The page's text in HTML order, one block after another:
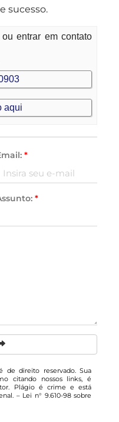
sucesso.
entrar em contato
aqui
*
*
de direito reservado. Sua
citando nossos links, é
Plágio é crime e está
– Lei n° 9.610-98 sobre